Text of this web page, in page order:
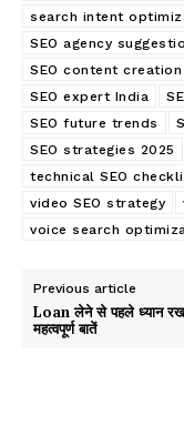
search intent
SEO agency
SEO content creation
SEO expert India
SEO future trends
SEO strategies 2025
technical SEO
video SEO strategy
voice search
Previous article
Loan लेने से पहले ध्यान
महत्वपूर्ण बातें